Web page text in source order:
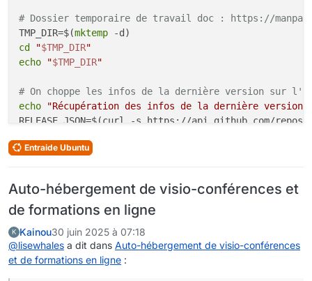
versioning_exclusion_patterns:
false
virtual_desktop:
virtual_desktop_res:
vkbasalt: false
vmtouch:
false
vmtouch_cache_cwd:
false
Path: Heredis
Runner: sys-wine-10.0
RunnerPath:
''
share_net:
share_sound:
false
State: 0
Uninstallers:
Update_Date:
'2025-11-09 10:30:38.490813'
VKD3D:
vkd3d-proton-2.14.1
false
# Dossier temporaire de travail doc : https://
TMP_DIR=$(mktemp
cd
"$TMP_DIR"
echo
"$TMP_DIR"
# On choppe les infos de la dernière version sur
echo
"Récupération des infos de la dernière version
RELEASE_JSON=$(curl -s https://api.github.com/
# On grep pour ressortir que les
# exemple de ligne du json :
# manuel de cut : https://www.geeksforgeeks.org/
DEB_URL=$(echo "$RELEASE_JSON
if [ -z "$DEB_URL" ];
Entraide Ubuntu
Auto-hébergement de visio-conférences et
de formations en ligne
K Kainou30 juin 2025 à 07:18
@lisewhales a dit dans Auto-hébergement de visio-conférences
et de formations en ligne :